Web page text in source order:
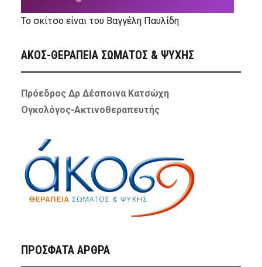
Το σκίτσο είναι του Βαγγέλη Παυλίδη
ΑΚΟΣ-ΘΕΡΑΠΕΙΑ ΣΩΜΑΤΟΣ & ΨΥΧΗΣ
Πρόεδρος Δρ Δέσποινα Κατσώχη
Ογκολόγος-Ακτινοθεραπευτής
ΠΡΌΣΦΑΤΑ ΆΡΘΡΑ